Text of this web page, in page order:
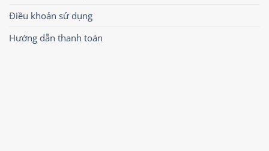
Điều khoản sử dụng
Hướng dẫn thanh toán